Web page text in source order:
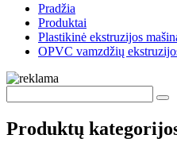
Pradžia
Produktai
Plastikinė ekstruzijos
OPVC vamzdžių
Produktų